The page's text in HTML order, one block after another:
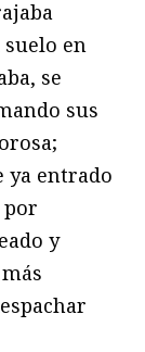
en
se
sus
ya entrado
por
y